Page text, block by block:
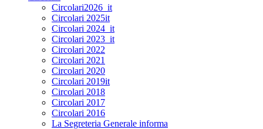
Circolari2026_it
Circolari 2025it
Circolari 2024_it
Circolari 2023_it
Circolari 2022
Circolari 2021
Circolari 2020
Circolari 2019it
Circolari 2018
Circolari 2017
Circolari 2016
La Segreteria Generale informa